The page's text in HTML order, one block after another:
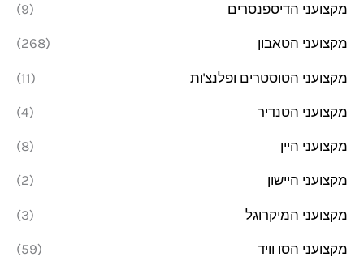
מקצועני הדיספנסרים (9)
מקצועני הטאבון (268)
מקצועני הטוסטרים ופלנצ'ות (11)
מקצועני הטנדיר (4)
מקצועני היין (8)
מקצועני היישון (2)
מקצועני המיקרוגל (3)
מקצועני הסו וויד (59)